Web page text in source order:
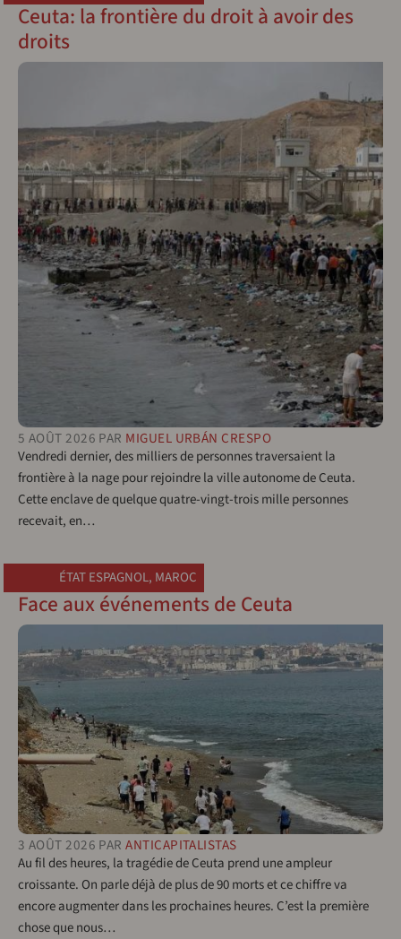
Ceuta: la frontière du droit à avoir des
droits
5 AOÛT 2026 PAR MIGUEL URBÁN CRESPO
Vendredi dernier, des milliers de personnes traversaient la
frontière à la nage pour rejoindre la ville autonome de Ceuta.
Cette enclave de quelque quatre-vingt-trois mille personnes
recevait, en…
ÉTAT ESPAGNOL, MAROC
Face aux événements de Ceuta
3 AOÛT 2026 PARANTICAPITALISTAS
Au fil des heures, la tragédie de Ceuta prend une ampleur
croissante. On parle déjà de plus de 90 morts et ce chiffre va
encore augmenter dans les prochaines heures. C’est la première
chose que nous…